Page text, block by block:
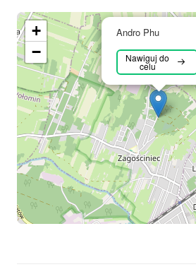
Andro Phu
Nawiguj do
celu
+
−